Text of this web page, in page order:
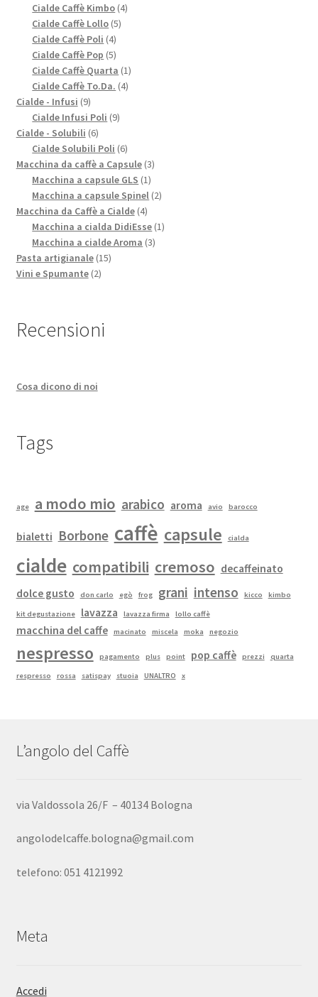
prodotti
Cialde Caffè Kimbo 44
Cialde Caffè Lollo 55
Cialde Caffè Poli 44
prodotti
Cialde Caffè Pop 55
prodotti
Cialde Caffè Quarta 11
Cialde Caffè To.Da. 44
Cialde - Infusi 99
prodotti
Cialde Infusi Poli 99
Cialde - Solubili 66
prodotti
Cialde Solubili Poli 66
prodotti
Macchina da caffè a Capsule 33
Macchina a capsule GLS 11
prodotto
Macchina a capsule Spinel 22
Macchina da Caffè a Cialde 44
prodotti
Macchina a cialda DidiEsse 11
Macchina a cialde Aroma 33
Pasta artigianale 1515
Vini e Spumante 22
Recensioni
Cosa dicono di noi
Tags
age a modo mio arabico aroma avio barocco
bialetti Borbone caffè capsule cialda
cialde compatibili cremoso decaffeinato
dolce gusto
don carlo egò frog grani intenso kicco kimbo
kit degustazione lavazza lavazza firma lollo caffè
macchina del caffe macinato miscela moka negozio
nespresso pagamento plus point pop caffè prezzi quarta
respresso rossa satispay stuoia UNALTRO x
L’angolo del Caffè
via Valdossola 26/F – 40134 Bologna
angolodelcaffe.bologna@gmail.com
telefono: 051 4121992
Meta
Accedi